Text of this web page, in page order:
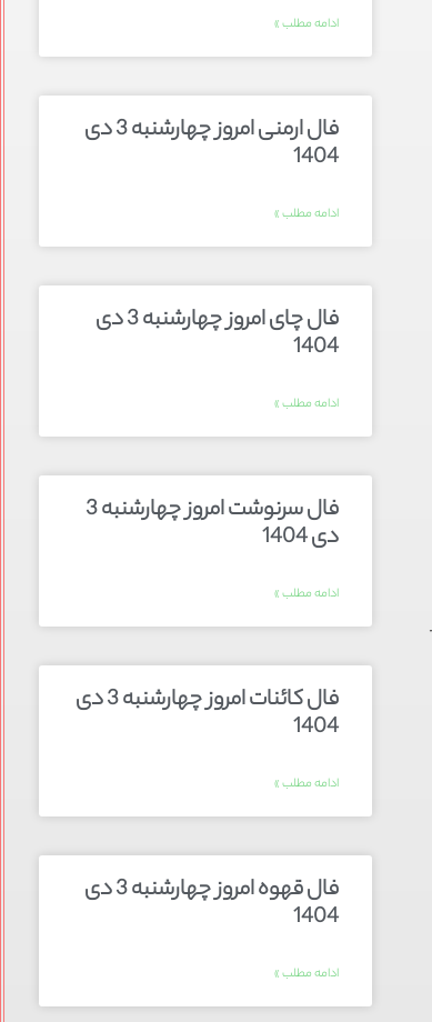
ادامه مطلب »
فال ارمنی امروز چهارشنبه 3 دی
1404
ادامه مطلب »
فال چای امروز چهارشنبه 3 دی
1404
ادامه مطلب »
فال سرنوشت امروز چهارشنبه 3
دی 1404
ادامه مطلب »
فال کائنات امروز چهارشنبه 3 دی
1404
ادامه مطلب »
فال قهوه امروز چهارشنبه 3 دی
1404
ادامه مطلب »